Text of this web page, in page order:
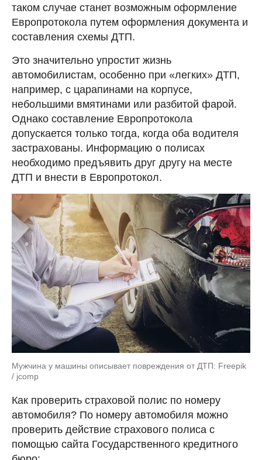
таком случае станет возможным оформление
Европротокола путем оформления документа и
составления схемы ДТП.
Это значительно упростит жизнь
автомобилистам, особенно при «легких» ДТП,
например, с царапинами на корпусе,
небольшими вмятинами или разбитой фарой.
Однако составление Европротокола
допускается только тогда, когда оба водителя
застрахованы. Информацию о полисах
необходимо предъявить друг другу на месте
ДТП и внести в Европротокол.
Мужчина у машины описывает повреждения от ДТП: Freepik
/ jcomp
Как проверить страховой полис по номеру
автомобиля? По номеру автомобиля можно
проверить действие страхового полиса с
помощью сайта Государственного кредитного